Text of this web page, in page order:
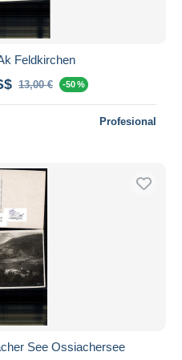
Feldkirchen
13,00 € -50 %
Profesional
See Ossiachersee